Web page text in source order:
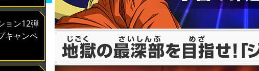
ョン12弾
キャンペ